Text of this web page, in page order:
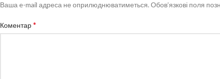
Ваша e-mail адреса не оприлюднюватиметься. Обов’язкові поля
Коментар*